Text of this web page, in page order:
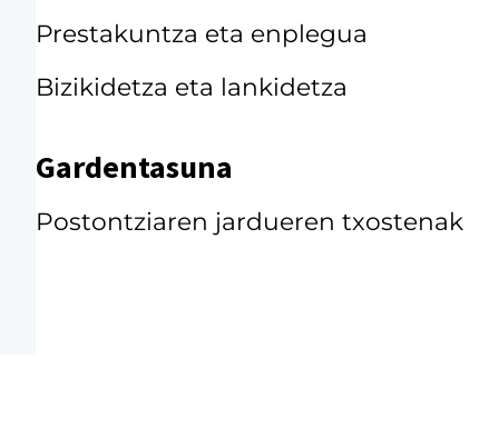
Prestakuntza eta enplegua
Bizikidetza eta lankidetza
Gardentasuna
Postontziaren jardueren txostenak